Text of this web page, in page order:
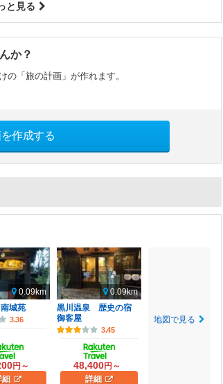
と見る
か？
「旅の計画」が作れます。
作成する
0.09km
城苑
3.36
円～
細
0.09km
黒川温泉 歴史の宿
御客屋
3.45
48,400円～
詳細
地図で見る